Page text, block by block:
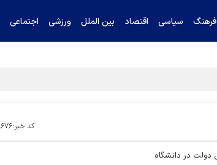
فرهنگ سیاسی اقتصاد بین الملل ورزشی اجتماعی
درباره پزشکیان را تکذیب کرد
کد خبر:۸۵۸۶۷۶
دولت در دانشگاه